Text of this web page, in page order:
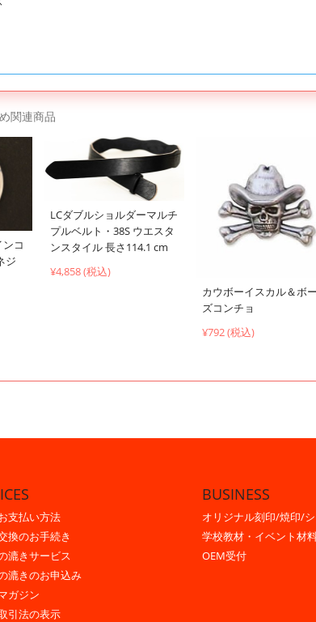
関連商品
コ
ジ
LCダブルショルダーマルチ
プルベルト・38S ウエスタ
ンスタイル 長さ114.1 cm
¥4,858 (税込)
カウボーイスカル＆ボ
ズコンチョ
¥792 (税込)
支払い方法
換のお手続き
漉きサービス
漉きのお申込み
ガジン
引法の表示
BUSINESS
オリジナル刻印/焼印/
学校教材・イベント材
OEM受付